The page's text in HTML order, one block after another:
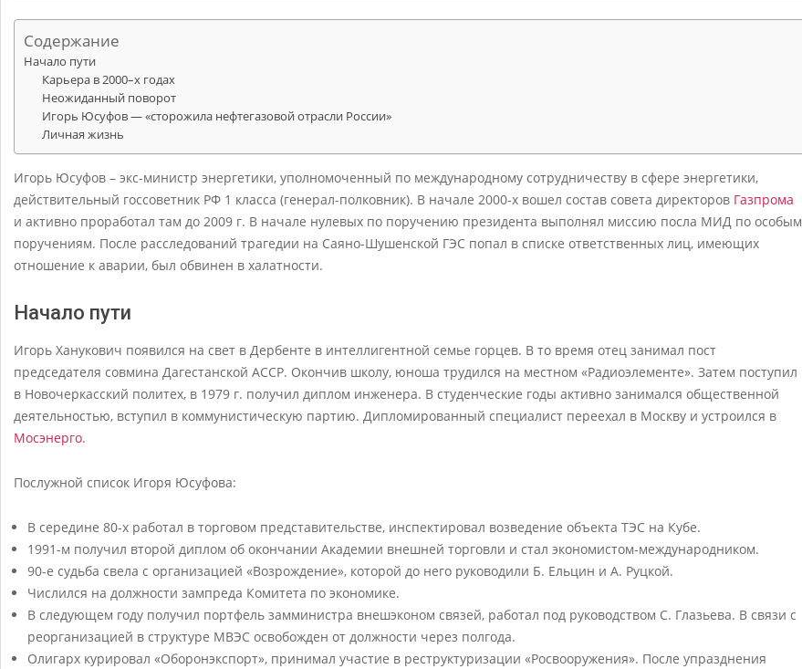
Содержание
Начало пути
Карьера в 2000–х годах
Неожиданный поворот
Игорь Юсуфов — «сторожила нефтегазовой отрасли России»
Личная жизнь
Игорь Юсуфов – экс-министр энергетики, уполномоченный по международному сотрудничеству в сфере энергетики,
действительный госсоветник РФ 1 класса (генерал-полковник). В начале 2000-х вошел состав совета директоров Газпрома
и активно проработал там до 2009 г. В начале нулевых по поручению президента выполнял миссию посла МИД по особым
поручениям. После расследований трагедии на Саяно-Шушенской ГЭС попал в списке ответственных лиц, имеющих
отношение к аварии, был обвинен в халатности.
Начало пути
Игорь Ханукович появился на свет в Дербенте в интеллигентной семье горцев. В то время отец занимал пост
председателя совмина Дагестанской АССР. Окончив школу, юноша трудился на местном «Радиоэлементе». Затем поступил
в Новочеркасский политех, в 1979 г. получил диплом инженера. В студенческие годы активно занимался общественной
деятельностью, вступил в коммунистическую партию. Дипломированный специалист переехал в Москву и устроился в
Мосэнерго.
Послужной список Игоря Юсуфова:
В середине 80-х работал в торговом представительстве, инспектировал возведение объекта ТЭС на Кубе.
1991-м получил второй диплом об окончании Академии внешней торговли и стал экономистом-международником.
90-е судьба свела с организацией «Возрождение», которой до него руководили Б. Ельцин и А. Руцкой.
Числился на должности зампреда Комитета по экономике.
В следующем году получил портфель замминистра внешэконом связей, работал под руководством С. Глазьева. В связи с
реорганизацией в структуре МВЭС освобожден от должности через полгода.
Олигарх курировал «Оборонэкспорт», принимал участие в реструктуризации «Росвооружения». После упразднения